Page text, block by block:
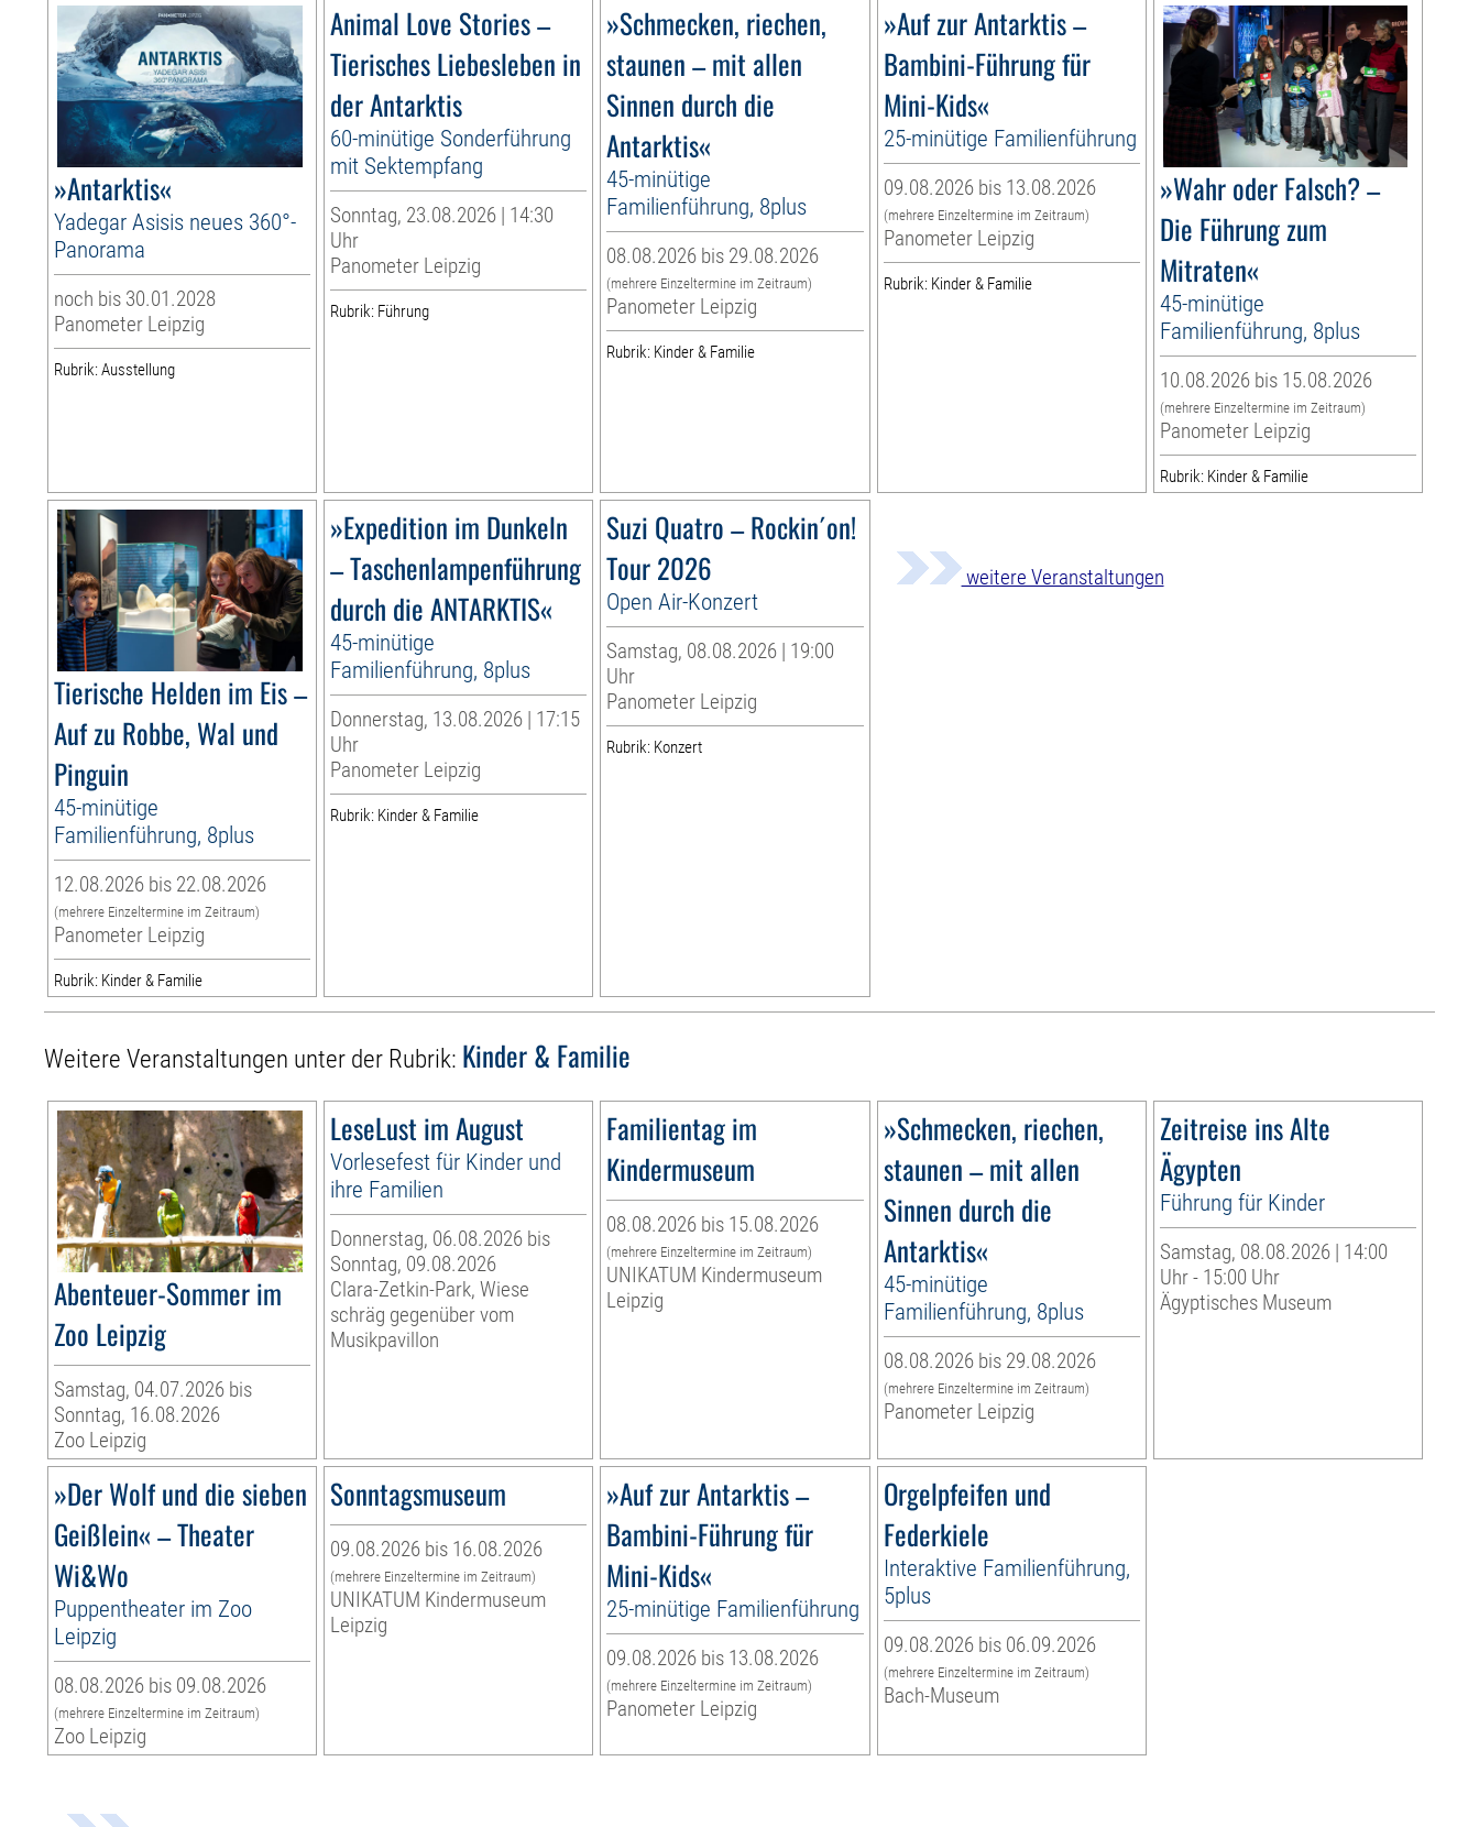
»Antarktis«
Yadegar Asisis neues 360°-
Panorama
noch bis 30.01.2028
Panometer Leipzig
Rubrik: Ausstellung
Animal Love Stories –
Tierisches Liebesleben in
der Antarktis
60-minütige Sonderführung
mit Sektempfang
Sonntag, 23.08.2026 | 14:30
Uhr
Panometer Leipzig
Rubrik: Führung
»Schmecken, riechen,
staunen – mit allen
Sinnen durch die
Antarktis«
45-minütige
Familienführung, 8plus
08.08.2026 bis 29.08.2026
(mehrere Einzeltermine im Zeitraum)
Panometer Leipzig
Rubrik: Kinder & Familie
»Auf zur Antarktis –
Bambini-Führung für
Mini-Kids«
25-minütige Familienführung
09.08.2026 bis 13.08.2026
(mehrere Einzeltermine im Zeitraum)
Panometer Leipzig
Rubrik: Kinder & Familie
»Wahr oder Falsch? –
Die Führung zum
Mitraten«
45-minütige
Familienführung, 8plus
10.08.2026 bis 15.08.2026
(mehrere Einzeltermine im Zeitraum)
Panometer Leipzig
Rubrik: Kinder & Familie
Tierische Helden im Eis –
Auf zu Robbe, Wal und
Pinguin
45-minütige
Familienführung, 8plus
12.08.2026 bis 22.08.2026
(mehrere Einzeltermine im Zeitraum)
Panometer Leipzig
Rubrik: Kinder & Familie
»Expedition im Dunkeln
– Taschenlampenführung
durch die ANTARKTIS«
45-minütige
Familienführung, 8plus
Donnerstag, 13.08.2026 | 17:15
Uhr
Panometer Leipzig
Rubrik: Kinder & Familie
Suzi Quatro – Rockin´on!
Tour 2026
Open Air-Konzert
Samstag, 08.08.2026 | 19:00
Uhr
Panometer Leipzig
Rubrik: Konzert
weitere Veranstaltungen
Weitere Veranstaltungen unter der Rubrik: Kinder & Familie
Abenteuer-Sommer im
Zoo Leipzig
Samstag, 04.07.2026 bis
Sonntag, 16.08.2026
Zoo Leipzig
LeseLust im August
Vorlesefest für Kinder und
ihre Familien
Donnerstag, 06.08.2026 bis
Sonntag, 09.08.2026
Clara-Zetkin-Park, Wiese
schräg gegenüber vom
Musikpavillon
Familientag im
Kindermuseum
08.08.2026 bis 15.08.2026
(mehrere Einzeltermine im Zeitraum)
UNIKATUM Kindermuseum
Leipzig
»Schmecken, riechen,
staunen – mit allen
Sinnen durch die
Antarktis«
45-minütige
Familienführung, 8plus
08.08.2026 bis 29.08.2026
(mehrere Einzeltermine im Zeitraum)
Panometer Leipzig
Zeitreise ins Alte
Ägypten
Führung für Kinder
Samstag, 08.08.2026 | 14:00
Uhr - 15:00 Uhr
Ägyptisches Museum
»Der Wolf und die sieben
Geißlein« – Theater
Wi&Wo
Puppentheater im Zoo
Leipzig
08.08.2026 bis 09.08.2026
(mehrere Einzeltermine im Zeitraum)
Zoo Leipzig
Sonntagsmuseum
09.08.2026 bis 16.08.2026
(mehrere Einzeltermine im Zeitraum)
UNIKATUM Kindermuseum
Leipzig
»Auf zur Antarktis –
Bambini-Führung für
Mini-Kids«
25-minütige Familienführung
09.08.2026 bis 13.08.2026
(mehrere Einzeltermine im Zeitraum)
Panometer Leipzig
Orgelpfeifen und
Federkiele
Interaktive Familienführung,
5plus
09.08.2026 bis 06.09.2026
(mehrere Einzeltermine im Zeitraum)
Bach-Museum